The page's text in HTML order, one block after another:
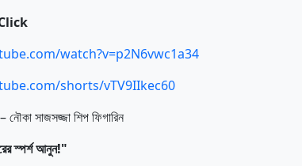
watch?v=p2N6vwc1a34
shorts/vTV9IIkec60
সাজসজ্জা শিপ ফিগারিন
স্পর্শ আনুন!"